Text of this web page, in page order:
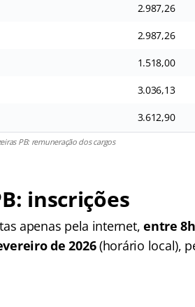
2.987,26
2.987,26
1.518,00
3.036,13
3.612,90
PB: remuneração dos cargos
inscrições
apenas pela internet,entre
de 2026(horário local),